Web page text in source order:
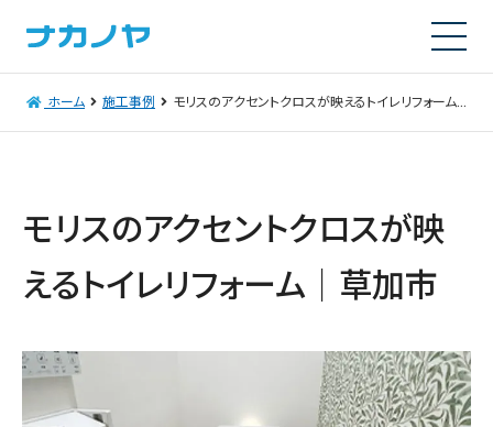
ホーム 施工事例 モリスのアクセントクロスが映えるトイレリフォーム｜草加市
モリスのアクセントクロスが映
えるトイレリフォーム｜草加市